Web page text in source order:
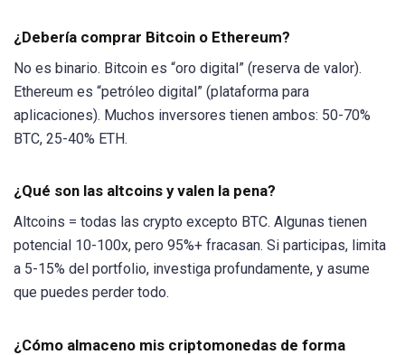
¿Debería comprar Bitcoin o Ethereum?
No es binario. Bitcoin es “oro digital” (reserva de valor).
Ethereum es “petróleo digital” (plataforma para
aplicaciones). Muchos inversores tienen ambos: 50-70%
BTC, 25-40% ETH.
¿Qué son las altcoins y valen la pena?
Altcoins = todas las crypto excepto BTC. Algunas tienen
potencial 10-100x, pero 95%+ fracasan. Si participas, limita
a 5-15% del portfolio, investiga profundamente, y asume
que puedes perder todo.
¿Cómo almaceno mis criptomonedas de forma